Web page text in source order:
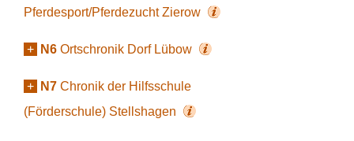
Pferdesport/Pferdezucht Zierow
+ N6 Ortschronik Dorf Lübow
+ N7 Chronik der Hilfsschule
(Förderschule) Stellshagen